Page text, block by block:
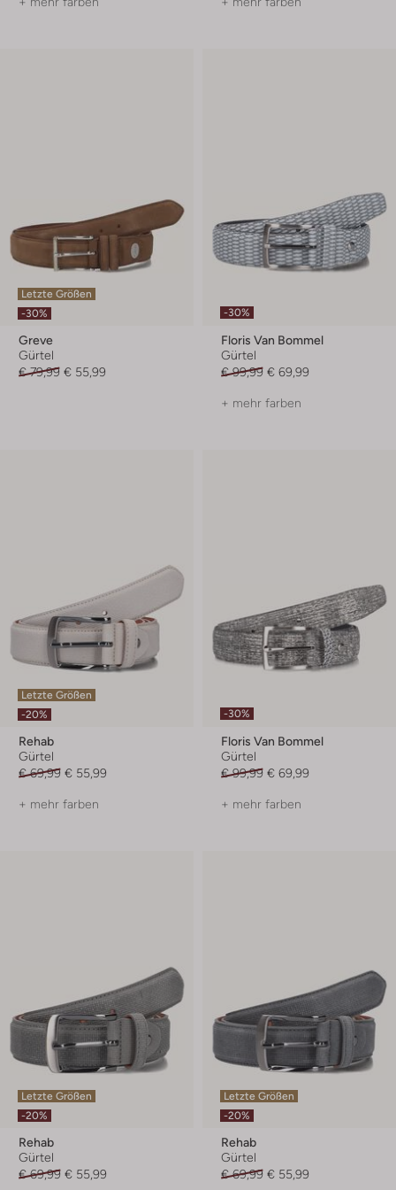
Letzte Größen
-30%
Greve
Gürtel
€ 79,99 € 55,99
-30%
Floris Van Bommel
Gürtel
€ 99,99 € 69,99
+ mehr farben
Letzte Größen
-20%
Rehab
Gürtel
€ 69,99 € 55,99
+ mehr farben
-30%
Floris Van Bommel
Gürtel
€ 99,99 € 69,99
+ mehr farben
Letzte Größen
-20%
Rehab
Gürtel
€ 69,99 € 55,99
Letzte Größen
-20%
Rehab
Gürtel
€ 69,99 € 55,99